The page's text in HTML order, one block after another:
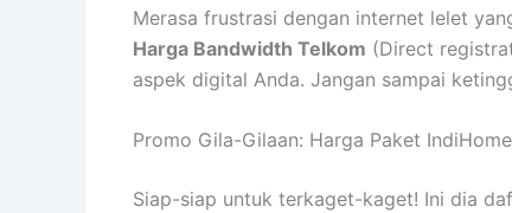
Merasa frustrasi dengan internet lelet
Harga Bandwidth Telkom (Direct
aspek digital Anda. Jangan sampai
Promo Gila-Gilaan: Harga Paket
Siap-siap untuk terkaget-kaget! Ini dia